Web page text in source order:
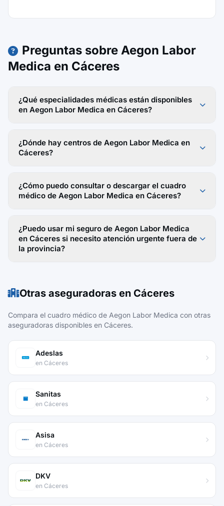
Preguntas sobre Aegon Labor
Medica en Cáceres
¿Qué especialidades médicas están disponibles
en Aegon Labor Medica en Cáceres?
¿Dónde hay centros de Aegon Labor Medica en
Cáceres?
¿Cómo puedo consultar o descargar el cuadro
médico de Aegon Labor Medica en Cáceres?
¿Puedo usar mi seguro de Aegon Labor Medica
en Cáceres si necesito atención urgente fuera de
la provincia?
Otras aseguradoras en Cáceres
Compara el cuadro médico de Aegon Labor Medica con otras
aseguradoras disponibles en Cáceres.
Adeslas
en Cáceres
Sanitas
en Cáceres
Asisa
en Cáceres
DKV
en Cáceres